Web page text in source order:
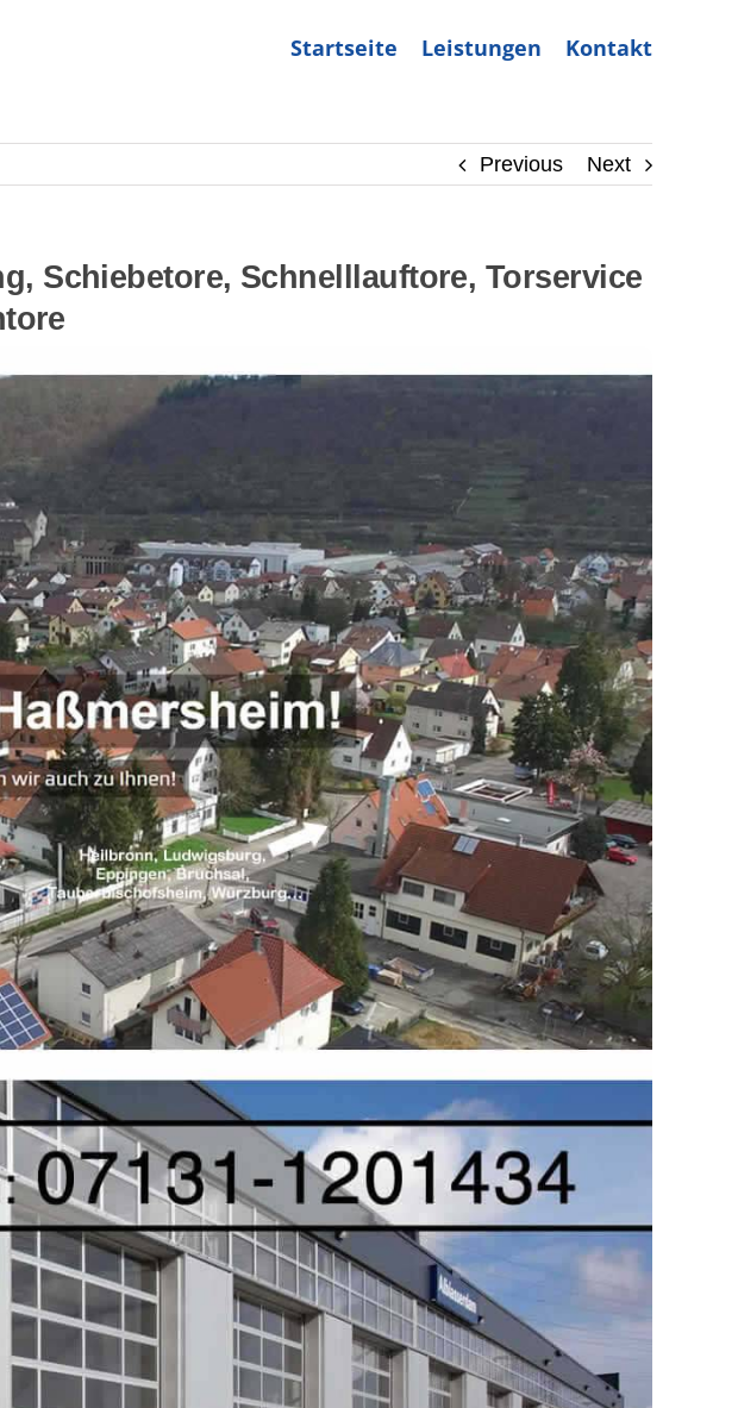
Startseite Leistungen Kontakt
Previous Next
Schiebetore, Schnelllauftore, Torservice